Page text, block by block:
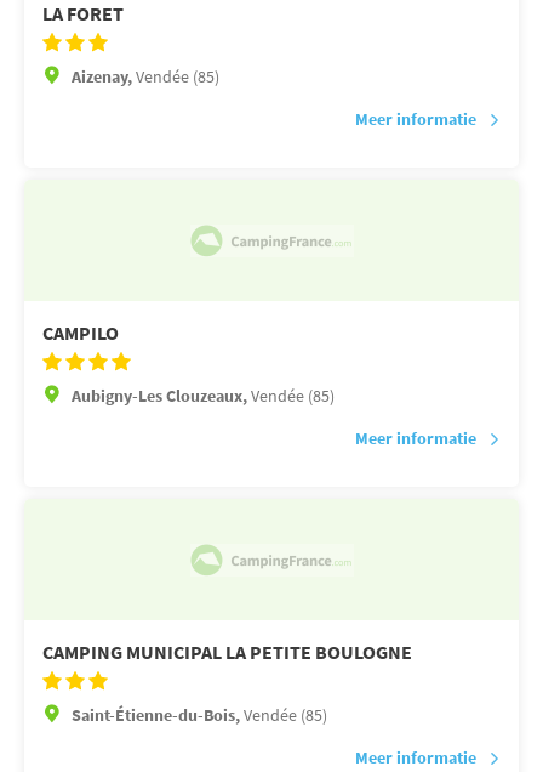
LA FORET
Aizenay,Vendée (85)
Meer informatie
CAMPILO
Aubigny-Les Clouzeaux,Vendée (85)
Meer informatie
CAMPING MUNICIPAL LA PETITE BOULOGNE
Saint-Étienne-du-Bois,Vendée (85)
Meer informatie